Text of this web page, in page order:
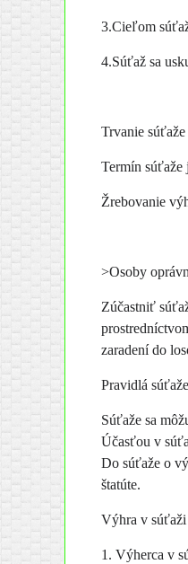
3.Cieľom
4.Súťaž sa
Trvanie súťaže
Termín súťaže
Žrebovanie
>Osoby
Zúčastniť
zaradení do
Pravidlá súťaže
Súťaže sa
Účasťou v
Do súťaže o
štatúte.
Výhra v súťaži
1. Výherca v